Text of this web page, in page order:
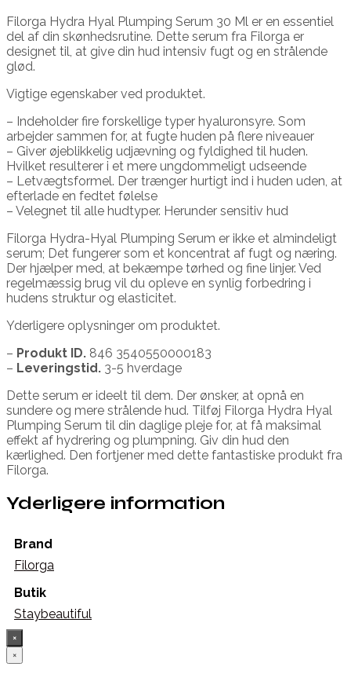
Filorga Hydra Hyal Plumping Serum 30 Ml er en essentiel
del af din skønhedsrutine. Dette serum fra Filorga er
designet til, at give din hud intensiv fugt og en strålende
glød.
Vigtige egenskaber ved produktet.
– Indeholder fire forskellige typer hyaluronsyre. Som
arbejder sammen for, at fugte huden på flere niveauer
– Giver øjeblikkelig udjævning og fyldighed til huden.
Hvilket resulterer i et mere ungdommeligt udseende
– Letvægtsformel. Der trænger hurtigt ind i huden uden, at
efterlade en fedtet følelse
– Velegnet til alle hudtyper. Herunder sensitiv hud
Filorga Hydra-Hyal Plumping Serum er ikke et almindeligt
serum; Det fungerer som et koncentrat af fugt og næring.
Der hjælper med, at bekæmpe tørhed og fine linjer. Ved
regelmæssig brug vil du opleve en synlig forbedring i
hudens struktur og elasticitet.
Yderligere oplysninger om produktet.
– Produkt ID. 846 3540550000183
– Leveringstid. 3-5 hverdage
Dette serum er ideelt til dem. Der ønsker, at opnå en
sundere og mere strålende hud. Tilføj Filorga Hydra Hyal
Plumping Serum til din daglige pleje for, at få maksimal
effekt af hydrering og plumpning. Giv din hud den
kærlighed. Den fortjener med dette fantastiske produkt fra
Filorga.
Yderligere information
Brand
Filorga
Butik
Staybeautiful
×
×